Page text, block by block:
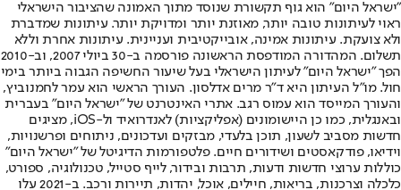
"ישראל היום" הוא גוף תקשורת שנוסד מתוך האמונה שהציבור הישראלי
ראוי לעיתונות טובה יותר, מאוזנת יותר ומדויקת יותר. עיתונות שמדברת
ולא צועקת. עיתונות אמינה, אובייקטיבית ועניינית. עיתונות אחרת וללא
תשלום. המהדורה המודפסת הראשונה פורסמה ב-30 ביולי 2007, וב-2010
הפך "ישראל היום" לעיתון הישראלי בעל שיעור החשיפה הגבוה ביותר בימי
חול. מו"ל העיתון היא ד"ר מרים אדלסון. העורך הראשי הוא עמר לחמנוביץ,
והעורך המייסד הוא עמוס רגב. אתרי האינטרנט של "ישראל היום" בעברית
ובאנגלית, כמו כן היישומונים (אפליקציות) לאנדרואיד ול-iOS, מציגים
חדשות מסביב לשעון, תוכן בלעדי, מבזקים ועדכונים, ניתוחים ופרשנויות,
וידיאו, פודקאסטים ושידורים חיים. פלטפורמות הדיגיטל של "ישראל היום"
כוללות ערוצי חדשות ודעות, תרבות ובידור, לייף סטייל, טכנולוגיה, ספורט,
כלכלה וצרכנות, בריאות, חיילים, אוכל, יהדות, תיירות ורכב. ב-2021 עלו